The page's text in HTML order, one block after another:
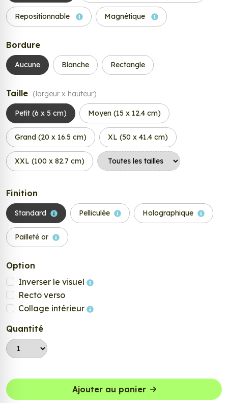
Repositionnable Magnétique
Bordure
Aucune Blanche Rectangle
Taille (largeur x hauteur)
Petit (6 x 5 cm) Moyen (15 x 12.4 cm)
Grand (20 x 16.5 cm) XL (50 x 41.4 cm)
XXL (100 x 82.7 cm)
Finition
Standard Pelliculée Holographique
Pailleté or
Option
Inverser le visuel
Recto verso
Collage intérieur
Quantité
Ajouter au panier